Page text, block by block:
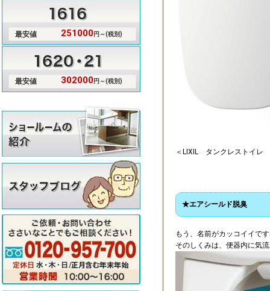
＜LIXIL タンクレストイレ
★エアシールド脱臭
もう、名前がカッコイイで
そのしくみは、便器内に気
最安値 251000円～(税別)
最安値 302000円～(税別)